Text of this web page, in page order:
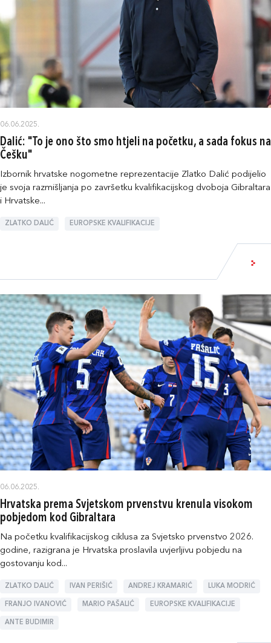
06.06.2025.
Dalić: "To je ono što smo htjeli na početku, a sada fokus na
Češku"
Izbornik hrvatske nogometne reprezentacije Zlatko Dalić podijelio
je svoja razmišljanja po završetku kvalifikacijskog dvoboja Gibraltara
i Hrvatske...
ZLATKO DALIĆ EUROPSKE KVALIFIKACIJE
06.06.2025.
Hrvatska prema Svjetskom prvenstvu krenula visokom
pobjedom kod Gibraltara
Na početku kvalifikacijskog ciklusa za Svjetsko prvenstvo 2026.
godine, razigrana je Hrvatska proslavila uvjerljivu pobjedu na
gostovanju kod...
ZLATKO DALIĆ IVAN PERIŠIĆ ANDREJ KRAMARIĆ LUKA MODRIĆ
FRANJO IVANOVIĆ MARIO PAŠALIĆ EUROPSKE KVALIFIKACIJE
ANTE BUDIMIR